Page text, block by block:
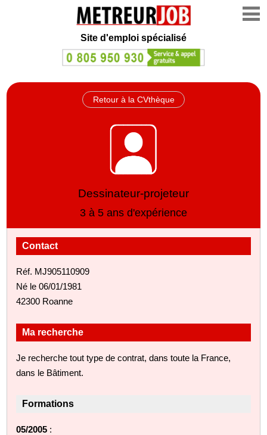
Site d'emploi spécialisé
Retour à la CVthèque
Dessinateur-projeteur
3 à 5 ans d'expérience
Contact
Réf. MJ905110909
Né le 06/01/1981
42300 Roanne
Ma recherche
Je recherche tout type de contrat, dans toute la France,
dans le Bâtiment.
Formations
05/2005 :